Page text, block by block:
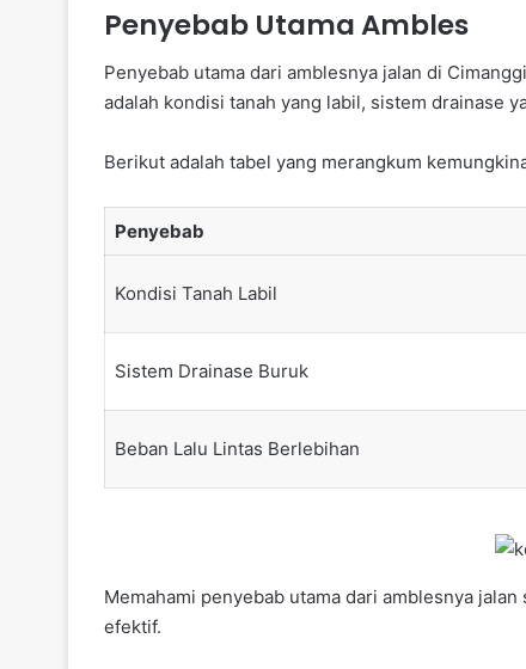
Penyebab Utama Ambles
Penyebab utama dari amblesnya jalan di
adalah kondisi tanah yang labil, sistem drainase
Berikut adalah tabel yang merangkum
Penyebab
Kondisi Tanah Labil
Sistem Drainase Buruk
Beban Lalu Lintas Berlebihan
Memahami penyebab utama dari amblesnya
efektif.